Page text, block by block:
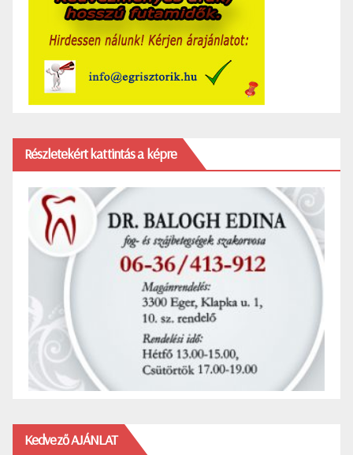
Részletekért kattintás a képre
Kedvező AJÁNLAT